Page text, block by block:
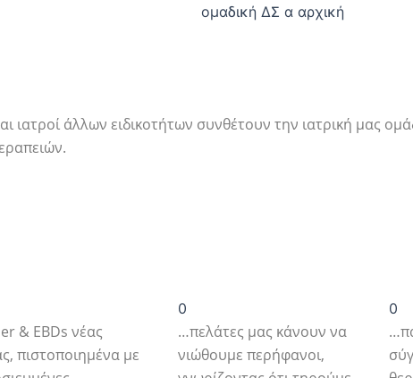
ιατροί άλλων ειδικοτήτων συνθέτουν την ιατρική μας
& EBDs νέας
πιστοποιημένα με
0
…πελάτες μας κάνουν να
νιώθουμε περήφανοι,
0